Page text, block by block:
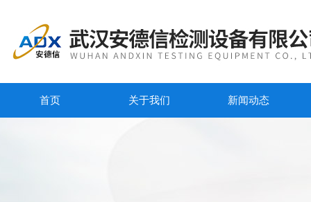
首页 关于我们 新闻动态